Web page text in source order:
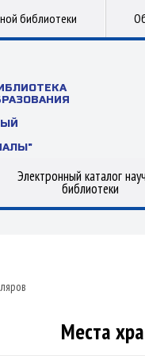
библиотеки
Электронный каталог
библиотеки
Места